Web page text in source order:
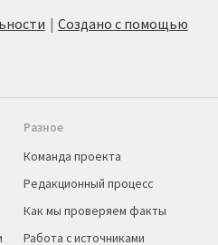
Создано с помощью
Разное
Команда проекта
Редакционный процесс
Как мы проверяем факты
Работа с источниками